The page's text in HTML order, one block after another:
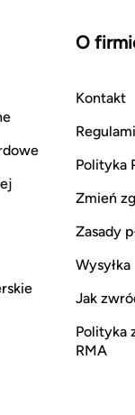
O
Kontakt
Polityka
Zmień
Zasady
Wysyłka
Jak
Polityka
RMA